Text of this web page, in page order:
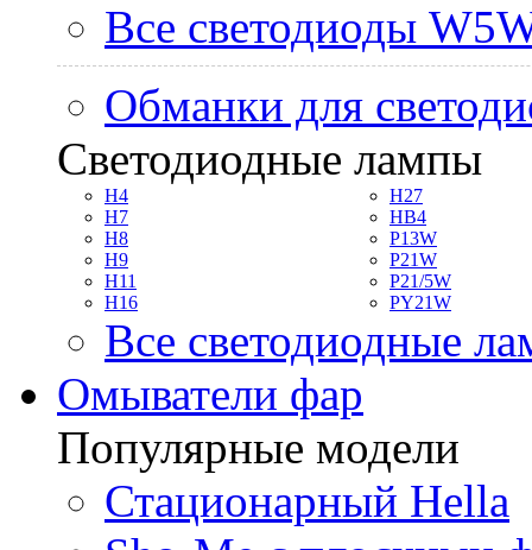
Все светодиоды
Обманки для
Светодиодные лампы
H4
H7
H8
H9
H11
H16
H27
HB4
P13W
P21W
P21/5W
PY21W
Все светодиодные
Омыватели фар
Популярные модели
Стационарный Hella